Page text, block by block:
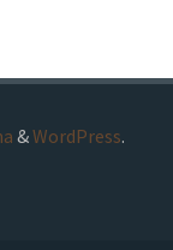
&WordPress.